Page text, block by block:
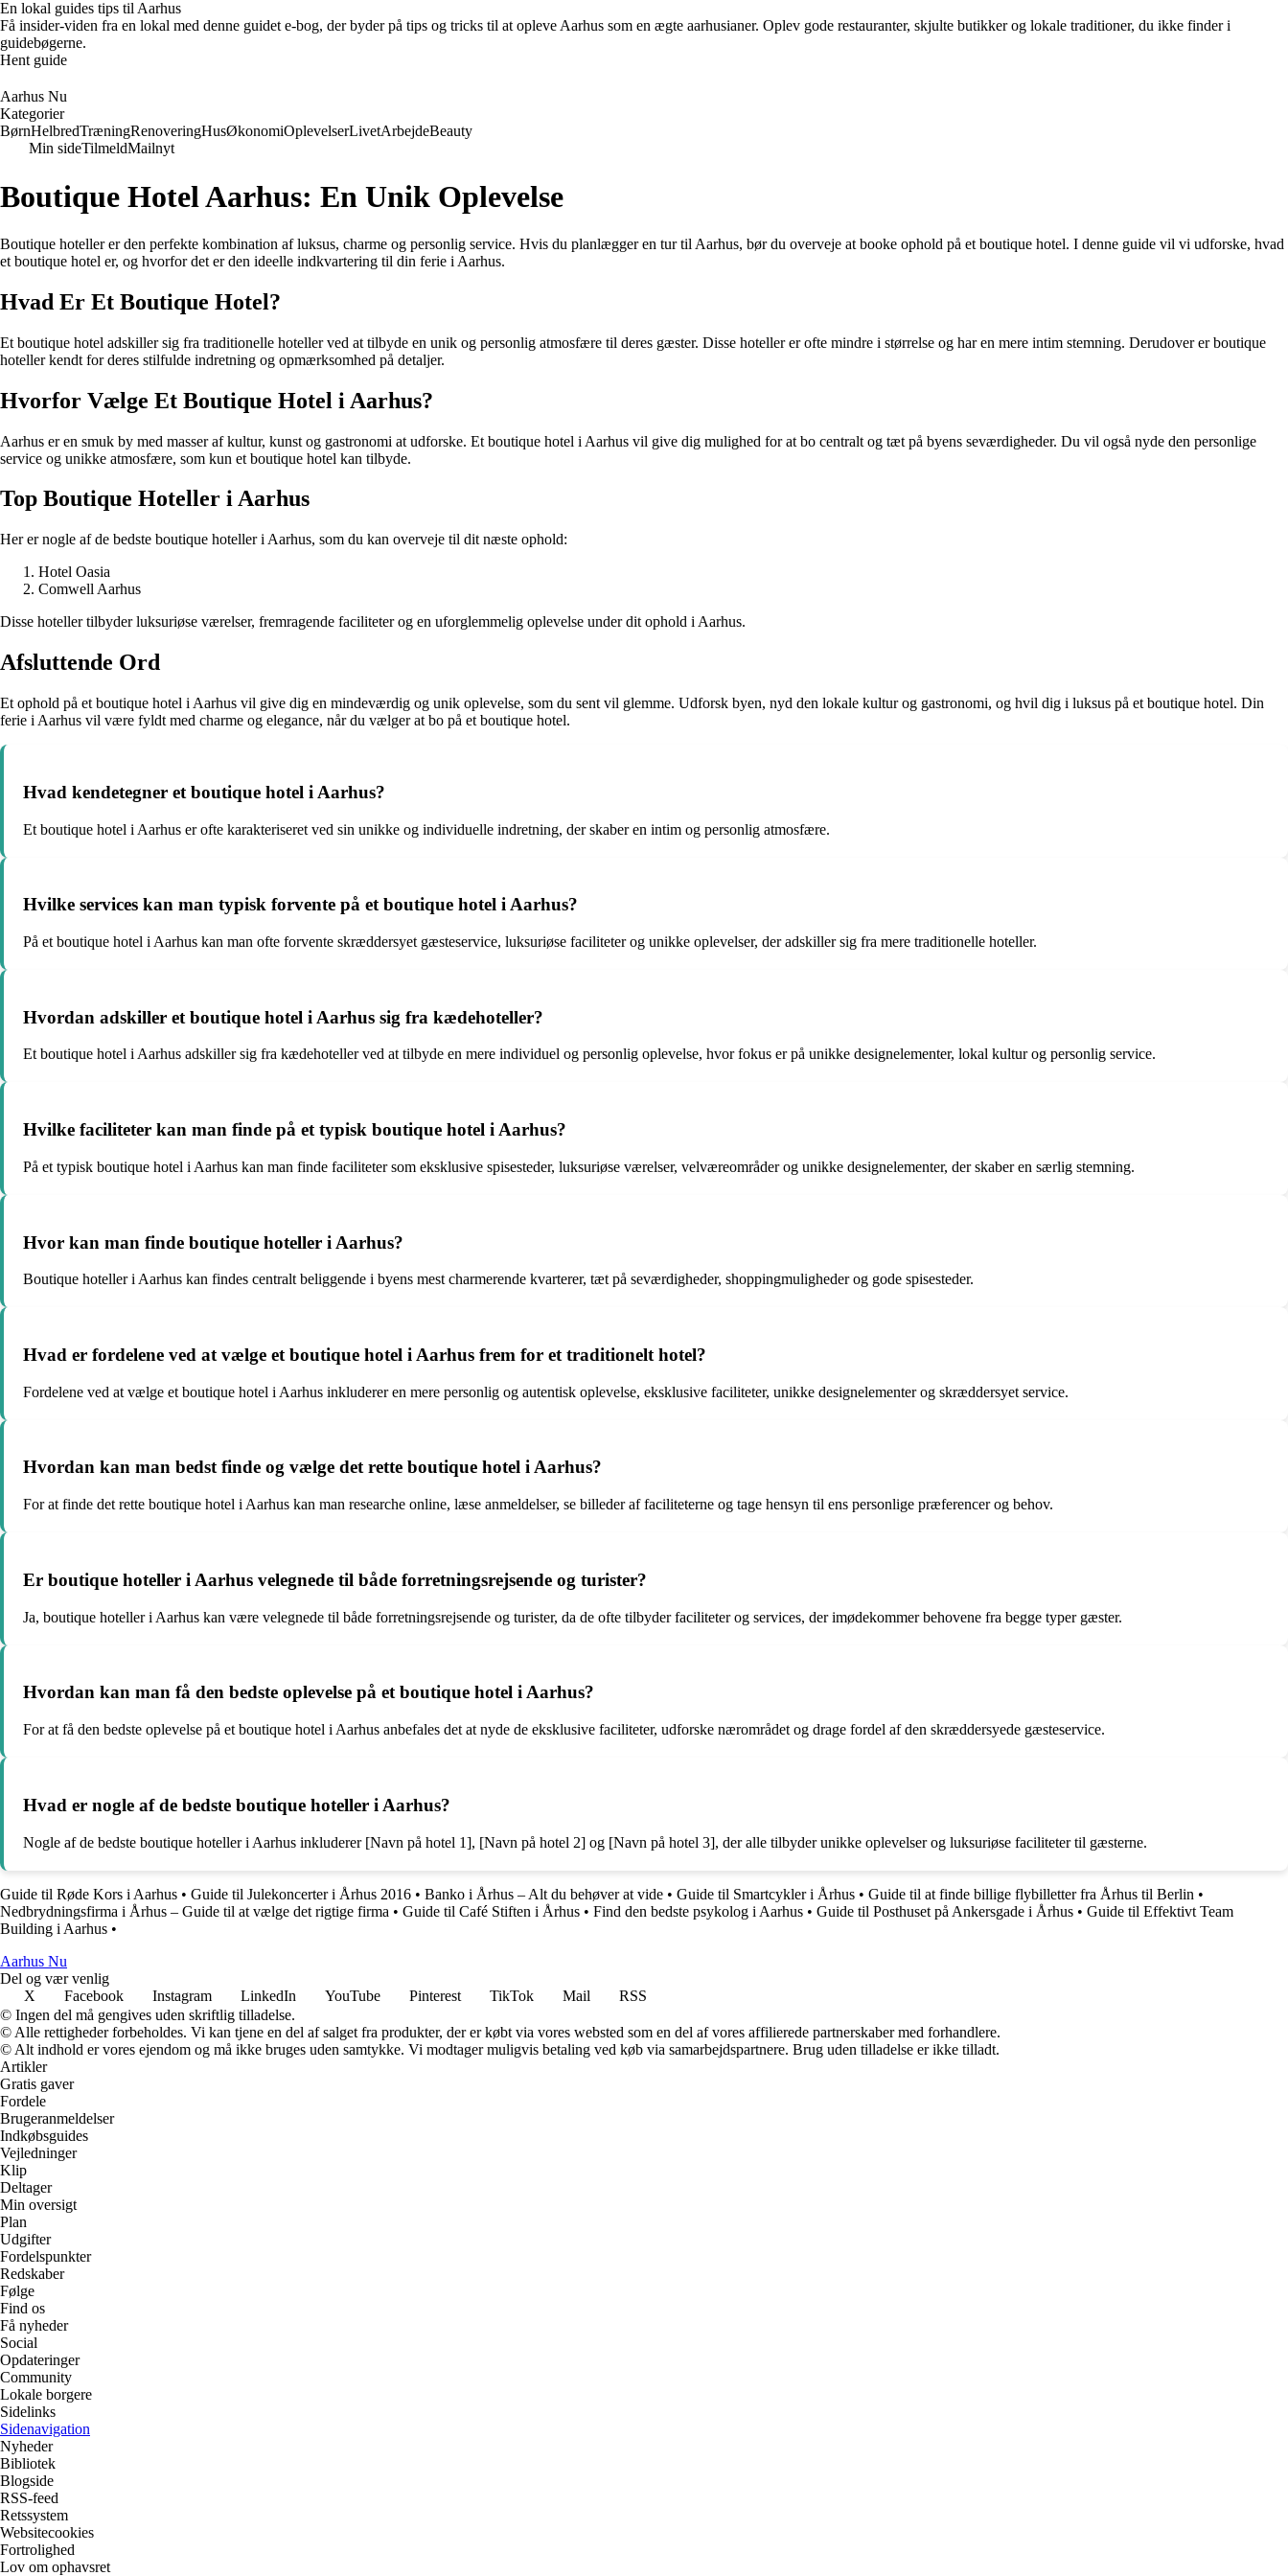
En lokal guides tips til Aarhus
Få insider-viden fra en lokal med denne guidet e-bog, der byder på tips og tricks til at opleve Aarhus som en ægte aarhusianer. Oplev gode restauranter, skjulte butikker og lokale traditioner, du ikke finder i
guidebøgerne.
Hent guide
Aarhus Nu
Kategorier
BørnHelbredTræningRenoveringHusØkonomiOplevelserLivetArbejdeBeauty
Min sideTilmeldMailnyt
Boutique Hotel Aarhus: En Unik Oplevelse
Boutique hoteller er den perfekte kombination af luksus, charme og personlig service. Hvis du planlægger en tur til Aarhus, bør du overveje at booke ophold på et boutique hotel. I denne guide vil vi udforske, hvad
et boutique hotel er, og hvorfor det er den ideelle indkvartering til din ferie i Aarhus.
Hvad Er Et Boutique Hotel?
Et boutique hotel adskiller sig fra traditionelle hoteller ved at tilbyde en unik og personlig atmosfære til deres gæster. Disse hoteller er ofte mindre i størrelse og har en mere intim stemning. Derudover er boutique
hoteller kendt for deres stilfulde indretning og opmærksomhed på detaljer.
Hvorfor Vælge Et Boutique Hotel i Aarhus?
Aarhus er en smuk by med masser af kultur, kunst og gastronomi at udforske. Et boutique hotel i Aarhus vil give dig mulighed for at bo centralt og tæt på byens seværdigheder. Du vil også nyde den personlige
service og unikke atmosfære, som kun et boutique hotel kan tilbyde.
Top Boutique Hoteller i Aarhus
Her er nogle af de bedste boutique hoteller i Aarhus, som du kan overveje til dit næste ophold:
Hotel Oasia
Comwell Aarhus
Disse hoteller tilbyder luksuriøse værelser, fremragende faciliteter og en uforglemmelig oplevelse under dit ophold i Aarhus.
Afsluttende Ord
Et ophold på et boutique hotel i Aarhus vil give dig en mindeværdig og unik oplevelse, som du sent vil glemme. Udforsk byen, nyd den lokale kultur og gastronomi, og hvil dig i luksus på et boutique hotel. Din
ferie i Aarhus vil være fyldt med charme og elegance, når du vælger at bo på et boutique hotel.
Hvad kendetegner et boutique hotel i Aarhus?
Et boutique hotel i Aarhus er ofte karakteriseret ved sin unikke og individuelle indretning, der skaber en intim og personlig atmosfære.
Hvilke services kan man typisk forvente på et boutique hotel i Aarhus?
På et boutique hotel i Aarhus kan man ofte forvente skræddersyet gæsteservice, luksuriøse faciliteter og unikke oplevelser, der adskiller sig fra mere traditionelle hoteller.
Hvordan adskiller et boutique hotel i Aarhus sig fra kædehoteller?
Et boutique hotel i Aarhus adskiller sig fra kædehoteller ved at tilbyde en mere individuel og personlig oplevelse, hvor fokus er på unikke designelementer, lokal kultur og personlig service.
Hvilke faciliteter kan man finde på et typisk boutique hotel i Aarhus?
På et typisk boutique hotel i Aarhus kan man finde faciliteter som eksklusive spisesteder, luksuriøse værelser, velværeområder og unikke designelementer, der skaber en særlig stemning.
Hvor kan man finde boutique hoteller i Aarhus?
Boutique hoteller i Aarhus kan findes centralt beliggende i byens mest charmerende kvarterer, tæt på seværdigheder, shoppingmuligheder og gode spisesteder.
Hvad er fordelene ved at vælge et boutique hotel i Aarhus frem for et traditionelt hotel?
Fordelene ved at vælge et boutique hotel i Aarhus inkluderer en mere personlig og autentisk oplevelse, eksklusive faciliteter, unikke designelementer og skræddersyet service.
Hvordan kan man bedst finde og vælge det rette boutique hotel i Aarhus?
For at finde det rette boutique hotel i Aarhus kan man researche online, læse anmeldelser, se billeder af faciliteterne og tage hensyn til ens personlige præferencer og behov.
Er boutique hoteller i Aarhus velegnede til både forretningsrejsende og turister?
Ja, boutique hoteller i Aarhus kan være velegnede til både forretningsrejsende og turister, da de ofte tilbyder faciliteter og services, der imødekommer behovene fra begge typer gæster.
Hvordan kan man få den bedste oplevelse på et boutique hotel i Aarhus?
For at få den bedste oplevelse på et boutique hotel i Aarhus anbefales det at nyde de eksklusive faciliteter, udforske nærområdet og drage fordel af den skræddersyede gæsteservice.
Hvad er nogle af de bedste boutique hoteller i Aarhus?
Nogle af de bedste boutique hoteller i Aarhus inkluderer [Navn på hotel 1], [Navn på hotel 2] og [Navn på hotel 3], der alle tilbyder unikke oplevelser og luksuriøse faciliteter til gæsterne.
Guide til Røde Kors i Aarhus • Guide til Julekoncerter i Århus 2016 • Banko i Århus – Alt du behøver at vide • Guide til Smartcykler i Århus • Guide til at finde billige flybilletter fra Århus til Berlin •
Nedbrydningsfirma i Århus – Guide til at vælge det rigtige firma • Guide til Café Stiften i Århus • Find den bedste psykolog i Aarhus • Guide til Posthuset på Ankersgade i Århus • Guide til Effektivt Team
Building i Aarhus •
Aarhus Nu
Del og vær venlig
X
Facebook Instagram LinkedIn YouTube Pinterest TikTok Mail
RSS
© Ingen del må gengives uden skriftlig tilladelse.
© Alle rettigheder forbeholdes. Vi kan tjene en del af salget fra produkter, der er købt via vores websted som en del af vores affilierede partnerskaber med forhandlere.
© Alt indhold er vores ejendom og må ikke bruges uden samtykke. Vi modtager muligvis betaling ved køb via samarbejdspartnere. Brug uden tilladelse er ikke tilladt.
Artikler
Gratis gaver
Fordele
Brugeranmeldelser
Indkøbsguides
Vejledninger
Klip
Deltager
Min oversigt
Plan
Udgifter
Fordelspunkter
Redskaber
Følge
Find os
Få nyheder
Social
Opdateringer
Community
Lokale borgere
Sidelinks
Sidenavigation
Nyheder
Bibliotek
Blogside
RSS-feed
Retssystem
Websitecookies
Fortrolighed
Lov om ophavsret